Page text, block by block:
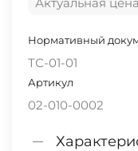
Нормативный
ТС-01-01
Артикул
02-010-0002